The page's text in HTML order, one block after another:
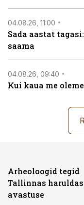
04.08.26, 11:00
Sada aastat
saama
04.08.26, 09:40
Kui kaua me
Arheoloogid tegid
Tallinnas
avastuse